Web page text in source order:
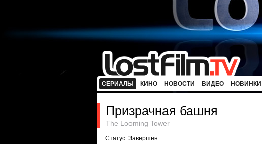
СЕРИАЛЫ КИНО НОВОСТИ ВИДЕО НОВИНКИ
Призрачная башня
The Looming Tower
Статус: Завершен